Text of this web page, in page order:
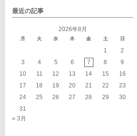
最近の記事
2026年8月
月 火 水 木 金 土 日
1
2
3
4 5 6 7 8
9
10
11 12 13 14 15
16
17
18 19 20 21 22
23
24
25 26 27 28 29
30
31
« 3月